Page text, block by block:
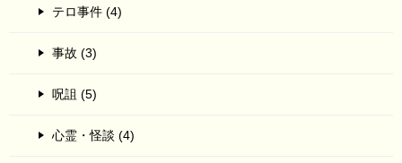
テロ事件 (4)
事故 (3)
呪詛 (5)
心霊・怪談 (4)